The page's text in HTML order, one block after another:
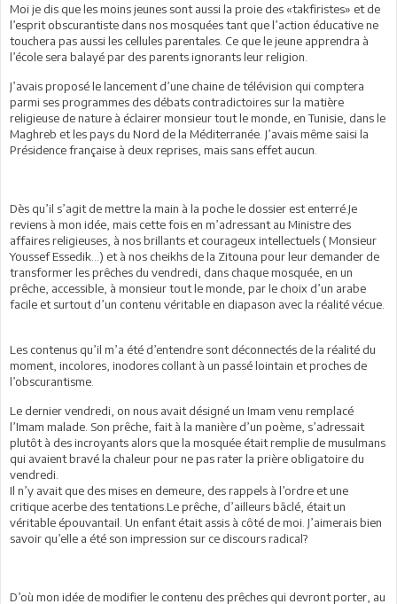
Moi je dis que les moins jeunes sont aussi la proie des «takfiristes» et de
l’esprit obscurantiste dans nos mosquées tant que l’action éducative ne
touchera pas aussi les cellules parentales. Ce que le jeune apprendra à
l’école sera balayé par des parents ignorants leur religion.
J’avais proposé le lancement d’une chaine de télévision qui comptera
parmi ses programmes des débats contradictoires sur la matière
religieuse de nature à éclairer monsieur tout le monde, en Tunisie, dans le
Maghreb et les pays du Nord de la Méditerranée. J’avais même saisi la
Présidence française à deux reprises, mais sans effet aucun.
Dès qu’il s’agit de mettre la main à la poche le dossier est enterré.Je
reviens à mon idée, mais cette fois en m’adressant au Ministre des
affaires religieuses, à nos brillants et courageux intellectuels ( Monsieur
Youssef Essedik…) et à nos cheikhs de la Zitouna pour leur demander de
transformer les prêches du vendredi, dans chaque mosquée, en un
prêche, accessible, à monsieur tout le monde, par le choix d’un arabe
facile et surtout d’un contenu véritable en diapason avec la réalité vécue.
Les contenus qu’il m’a été d’entendre sont déconnectés de la réalité du
moment, incolores, inodores collant à un passé lointain et proches de
l’obscurantisme.
Le dernier vendredi, on nous avait désigné un Imam venu remplacé
l’Imam malade. Son prêche, fait à la manière d’un poème, s’adressait
plutôt à des incroyants alors que la mosquée était remplie de musulmans
qui avaient bravé la chaleur pour ne pas rater la prière obligatoire du
vendredi.
Il n’y avait que des mises en demeure, des rappels à l’ordre et une
critique acerbe des tentations.Le prêche, d’ailleurs bâclé, était un
véritable épouvantail. Un enfant était assis à côté de moi. J’aimerais bien
savoir qu’elle a été son impression sur ce discours radical?
D’où mon idée de modifier le contenu des prêches qui devront porter, au